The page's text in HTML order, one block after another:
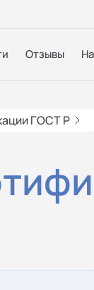
Отзывы
ГОСТ Р